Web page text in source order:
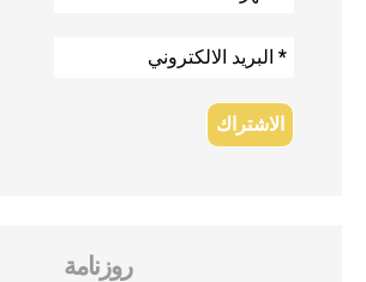
روزنامة